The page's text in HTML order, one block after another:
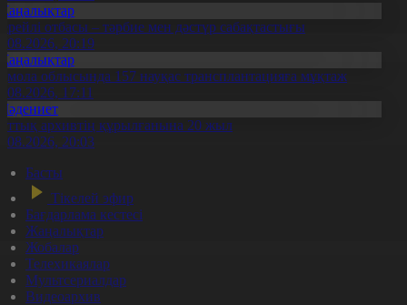
отбасы – тәрбие мен дәстүр сабақтастығы
20:19
облысында 157 науқас трансплантацияға мұқтаж
17:11
архивтің құрылғанына 20 жыл
20:03
Басты
Тікелей эфир
Бағдарлама кестесі
Жаңалықтар
Жобалар
Телехикаялар
Мультсериалдар
Видеоархив